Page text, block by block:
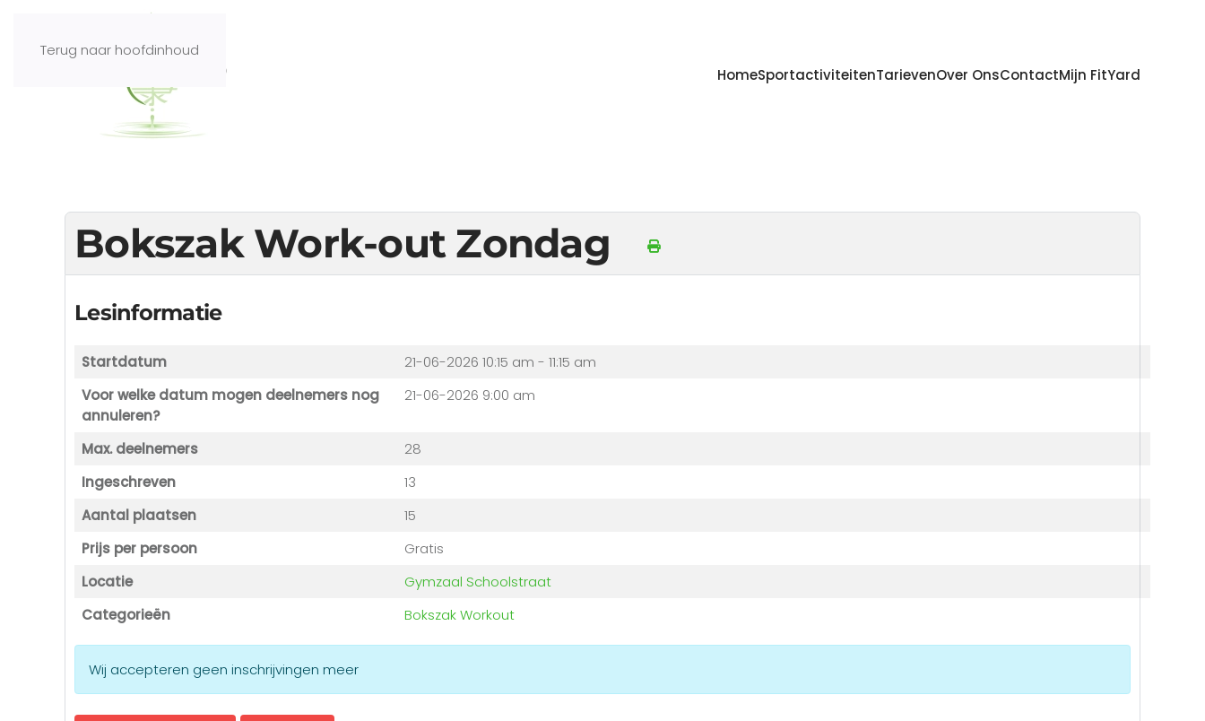
Terug naar hoofdinhoud
HomeSportactiviteitenTarievenOver OnsContactMijn FitYard
Bokszak Work-out Zondag
Lesinformatie
Startdatum 21-06-2026 10:15 am - 11:15 am
Voor welke datum mogen deelnemers nog
annuleren?
21-06-2026 9:00 am
Max. deelnemers
28
Ingeschreven
13
Aantal plaatsen
15
Prijs per persoon
Gratis
Locatie
Gymzaal Schoolstraat
Categorieën
Bokszak Workout
Wij accepteren geen inschrijvingen meer